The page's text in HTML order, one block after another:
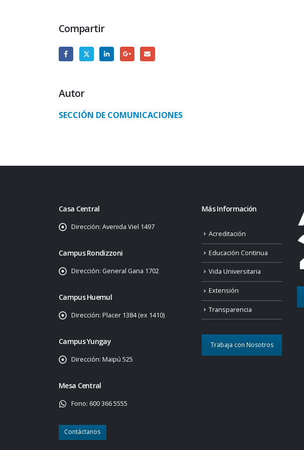
Compartir
Autor
SECCIÓN DE COMUNICACIONES
Casa Central
Dirección: Avenida Viel 1497
Campus Rondizzoni
Dirección: General Gana 1702
Campus Huemul
Dirección: Placer 1384 (ex 1410)
Campus Yungay
Dirección: Maipú 525
Mesa Central
Fono: 600 366 5555
Contáctanos
Más Información
Acreditación
Educación Continua
Vida Universitaria
Extensión
Transparencia
Trabaja con Nosotros